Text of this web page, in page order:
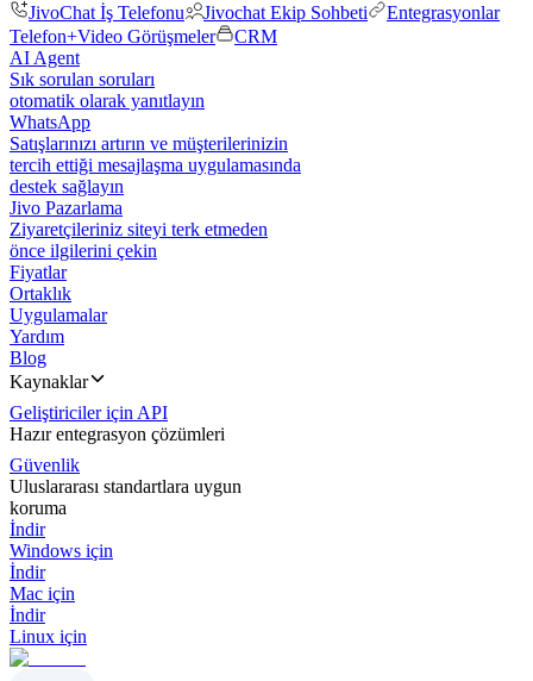
JivoChat İş Telefonu
Jivochat Ekip Sohbeti
Entegrasyonlar
Telefon+Video Görüşmeler
CRM
AI Agent
Sık sorulan soruları
otomatik olarak yanıtlayın
WhatsApp
Satışlarınızı artırın ve müşterilerinizin
tercih ettiği mesajlaşma uygulamasında
destek sağlayın
Jivo Pazarlama
Ziyaretçileriniz siteyi terk etmeden
önce ilgilerini çekin
Fiyatlar
Ortaklık
Uygulamalar
Yardım
Blog
Kaynaklar
Geliştiriciler için API
Hazır entegrasyon çözümleri
Güvenlik
Uluslararası standartlara uygun
koruma
İndir
Windows için
İndir
Mac için
İndir
Linux için